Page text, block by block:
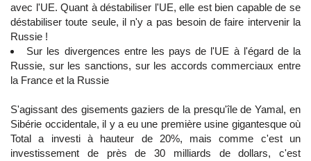
avec l'UE. Quant à déstabiliser l'UE, elle est bien capable de se
déstabiliser toute seule, il n'y a pas besoin de faire intervenir la
Russie !
Sur les divergences entre les pays de l'UE à l'égard de la
Russie, sur les sanctions, sur les accords commerciaux entre
la France et la Russie
S'agissant des gisements gaziers de la presqu'île de Yamal, en
Sibérie occidentale, il y a eu une première usine gigantesque où
Total a investi à hauteur de 20%, mais comme c'est un
investissement de près de 30 milliards de dollars, c'est